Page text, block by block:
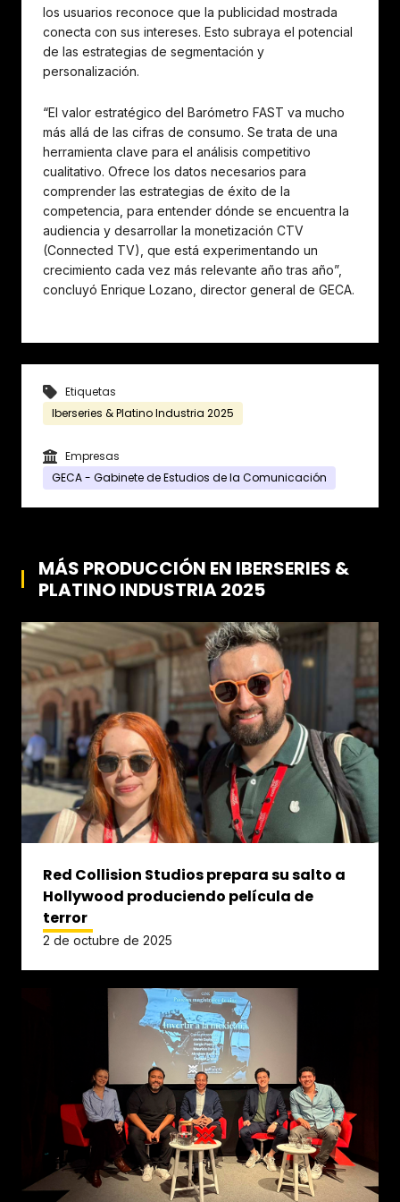
los usuarios reconoce que la publicidad mostrada
conecta con sus intereses. Esto subraya el potencial
de las estrategias de segmentación y
personalización.
“El valor estratégico del Barómetro FAST va mucho
más allá de las cifras de consumo. Se trata de una
herramienta clave para el análisis competitivo
cualitativo. Ofrece los datos necesarios para
comprender las estrategias de éxito de la
competencia, para entender dónde se encuentra la
audiencia y desarrollar la monetización CTV
(Connected TV), que está experimentando un
crecimiento cada vez más relevante año tras año”,
concluyó Enrique Lozano, director general de GECA.
Etiquetas
Iberseries & Platino Industria 2025
Empresas
GECA - Gabinete de Estudios de la Comunicación
MÁS PRODUCCIÓN EN IBERSERIES &
PLATINO INDUSTRIA 2025
Red Collision Studios prepara su salto a
Hollywood produciendo película de
terror
2 de octubre de 2025